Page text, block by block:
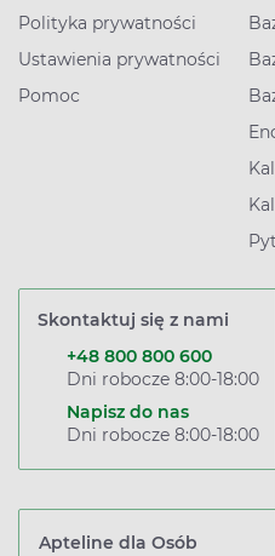
Polityka prywatności
Ustawienia prywatności
Pomoc
Skontaktuj się z nami
+48 800 800 600
Dni robocze 8:00-18:00
Napisz do nas
Dni robocze 8:00-18:00
Apteline dla Osób